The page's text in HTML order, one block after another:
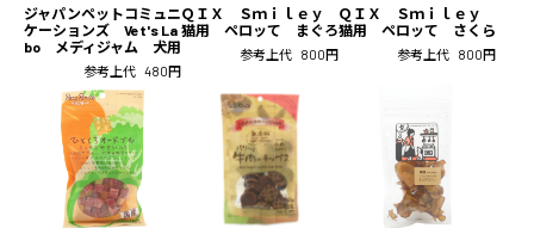
ジャパンペットコミュニ
ケーションズ Vet's La
bo メディジャム 犬用
参考上代 480円
ＱＩＸ Ｓｍｉｌｅｙ
猫用 ペロッて まぐろ
参考上代 800円
ＱＩＸ Ｓｍｉｌｅｙ
猫用 ペロッて さくら
参考上代 800円